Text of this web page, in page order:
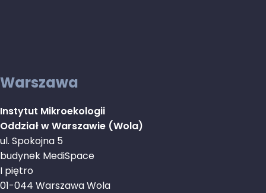
Warszawa
Instytut Mikroekologii
Oddział w Warszawie (Wola)
ul. Spokojna 5
budynek MediSpace
I piętro
01-044 Warszawa Wola